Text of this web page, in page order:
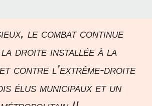
le combat continue
droite installée à la
contre l’extrême-droite
élus municipaux et un